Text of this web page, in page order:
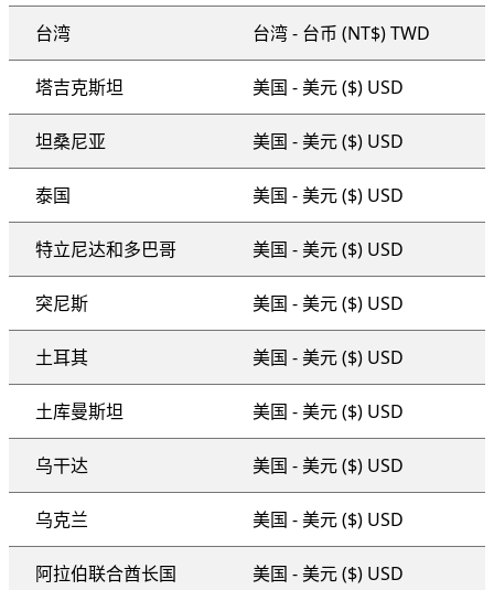
台湾 台湾 - 台币 (NT$) TWD
塔吉克斯坦 美国 - 美元 ($) USD
坦桑尼亚 美国 - 美元 ($) USD
泰国 美国 - 美元 ($) USD
特立尼达和多巴哥 美国 - 美元 ($) USD
突尼斯 美国 - 美元 ($) USD
土耳其 美国 - 美元 ($) USD
土库曼斯坦 美国 - 美元 ($) USD
乌干达 美国 - 美元 ($) USD
乌克兰 美国 - 美元 ($) USD
阿拉伯联合酋长国 美国 - 美元 ($) USD